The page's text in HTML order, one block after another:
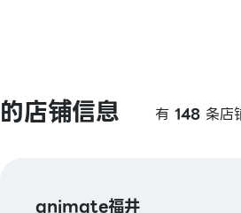
的店铺信息 有 148 条店
animate福井